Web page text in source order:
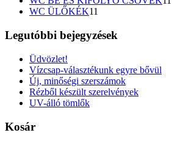
WC ÜLŐKÉK11
Legutóbbi bejegyzések
Üdvözlet!
Vízcsap-választékunk egyre bővül
Új, minőségi szerszámok
Rézből készült szerelvények
UV-álló tömlők
Kosár